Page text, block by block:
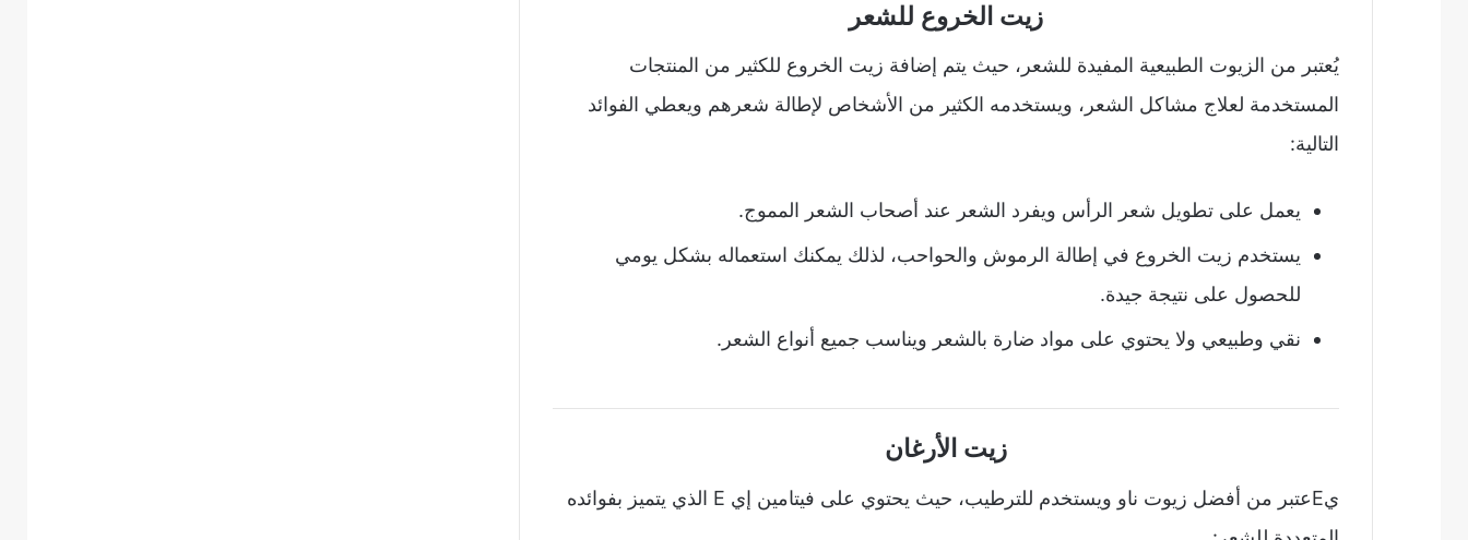
زيت الخروع للشعر
يُعتبر من الزيوت الطبيعية المفيدة للشعر، حيث يتم إضافة زيت الخروع للكثير من المنتجات
المستخدمة لعلاج مشاكل الشعر، ويستخدمه الكثير من الأشخاص لإطالة شعرهم ويعطي الفوائد
التالية:
يعمل على تطويل شعر الرأس ويفرد الشعر عند أصحاب الشعر المموج.
يستخدم زيت الخروع في إطالة الرموش والحواحب، لذلك يمكنك استعماله بشكل يومي
للحصول على نتيجة جيدة.
نقي وطبيعي ولا يحتوي على مواد ضارة بالشعر ويناسب جميع أنواع الشعر.
زيت الأرغان
يEعتبر من أفضل زيوت ناو ويستخدم للترطيب، حيث يحتوي على فيتامين إي E الذي يتميز بفوائده